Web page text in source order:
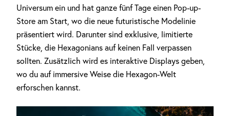
Universum ein und hat ganze fünf Tage einen Pop-up-
Store am Start, wo die neue futuristische Modelinie
präsentiert wird. Darunter sind exklusive, limitierte
Stücke, die Hexagonians auf keinen Fall verpassen
sollten. Zusätzlich wird es interaktive Displays geben,
wo du auf immersive Weise die Hexagon-Welt
erforschen kannst.